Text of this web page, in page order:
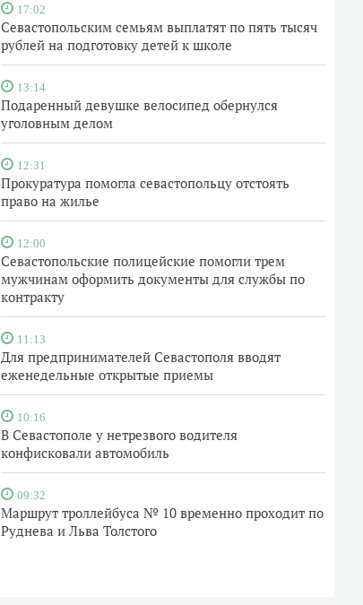
17:02
Севастопольским семьям выплатят по пять тысяч
рублей на подготовку детей к школе
13:14
Подаренный девушке велосипед обернулся
уголовным делом
12:31
Прокуратура помогла севастопольцу отстоять
право на жилье
12:00
Севастопольские полицейские помогли трем
мужчинам оформить документы для службы по
контракту
11:13
Для предпринимателей Севастополя вводят
еженедельные открытые приемы
10:16
В Севастополе у нетрезвого водителя
конфисковали автомобиль
09:32
Маршрут троллейбуса № 10 временно проходит по
Руднева и Льва Толстого